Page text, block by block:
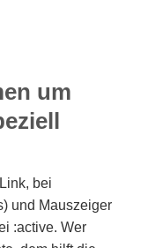
um
bei
und Mauszeiger
:active. Wer